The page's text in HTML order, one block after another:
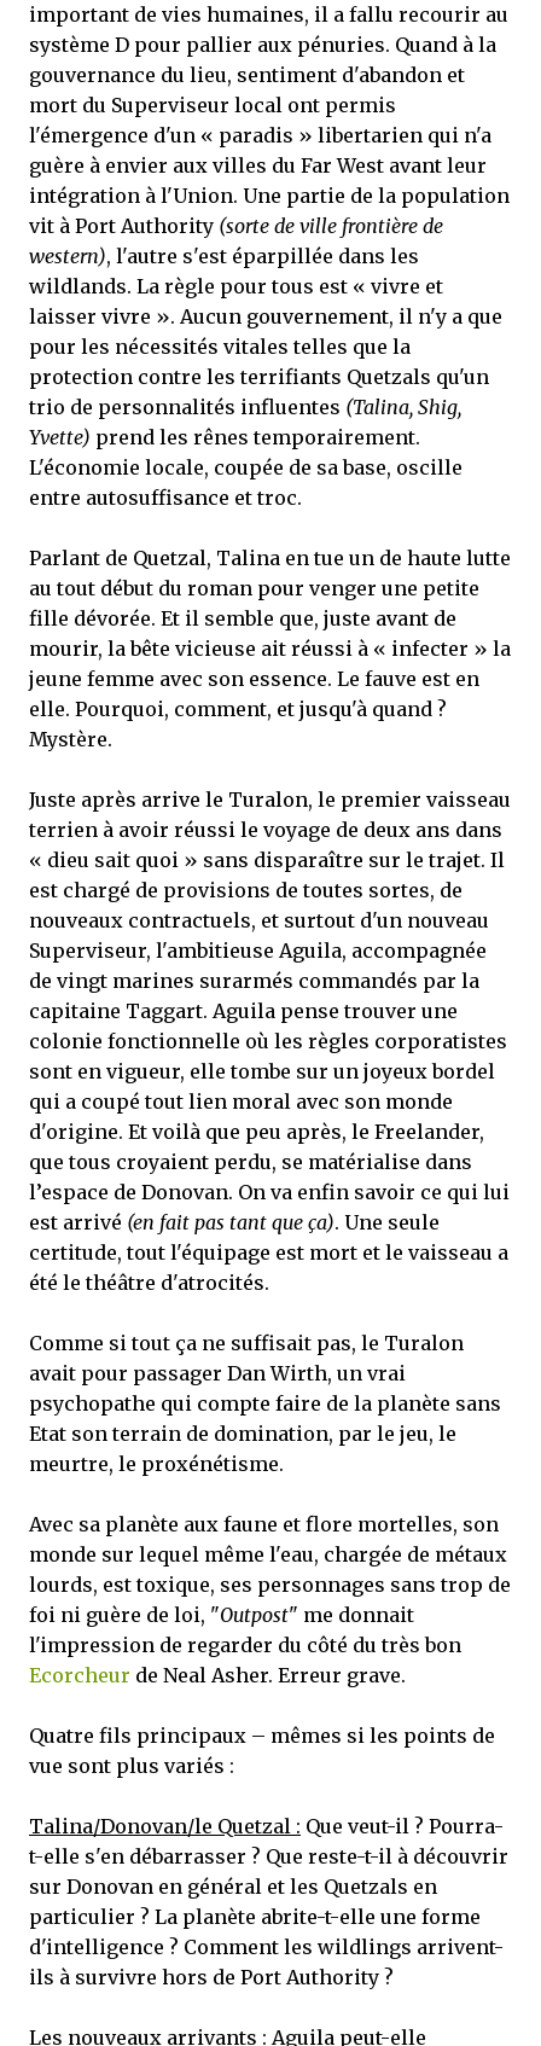
important de vies humaines, il a fallu recourir au
système D pour pallier aux pénuries. Quand à la
gouvernance du lieu, sentiment d'abandon et
mort du Superviseur local ont permis
l'émergence d'un « paradis » libertarien qui n'a
guère à envier aux villes du Far West avant leur
intégration à l'Union. Une partie de la population
vit à Port Authority (sorte de ville frontière de
western), l'autre s'est éparpillée dans les
wildlands. La règle pour tous est « vivre et
laisser vivre ». Aucun gouvernement, il n'y a que
pour les nécessités vitales telles que la
protection contre les terrifiants Quetzals qu'un
trio de personnalités influentes (Talina, Shig,
Yvette) prend les rênes temporairement.
L'économie locale, coupée de sa base, oscille
entre autosuffisance et troc.
Parlant de Quetzal, Talina en tue un de haute lutte
au tout début du roman pour venger une petite
fille dévorée. Et il semble que, juste avant de
mourir, la bête vicieuse ait réussi à « infecter » la
jeune femme avec son essence. Le fauve est en
elle. Pourquoi, comment, et jusqu'à quand ?
Mystère.
Juste après arrive le Turalon, le premier vaisseau
terrien à avoir réussi le voyage de deux ans dans
« dieu sait quoi » sans disparaître sur le trajet. Il
est chargé de provisions de toutes sortes, de
nouveaux contractuels, et surtout d'un nouveau
Superviseur, l'ambitieuse Aguila, accompagnée
de vingt marines surarmés commandés par la
capitaine Taggart. Aguila pense trouver une
colonie fonctionnelle où les règles corporatistes
sont en vigueur, elle tombe sur un joyeux bordel
qui a coupé tout lien moral avec son monde
d'origine. Et voilà que peu après, le Freelander,
que tous croyaient perdu, se matérialise dans
l’espace de Donovan. On va enfin savoir ce qui lui
est arrivé (en fait pas tant que ça). Une seule
certitude, tout l'équipage est mort et le vaisseau a
été le théâtre d'atrocités.
Comme si tout ça ne suffisait pas, le Turalon
avait pour passager Dan Wirth, un vrai
psychopathe qui compte faire de la planète sans
Etat son terrain de domination, par le jeu, le
meurtre, le proxénétisme.
Avec sa planète aux faune et flore mortelles, son
monde sur lequel même l'eau, chargée de métaux
lourds, est toxique, ses personnages sans trop de
foi ni guère de loi, "Outpost" me donnait
l'impression de regarder du côté du très bon
Ecorcheur de Neal Asher. Erreur grave.
Quatre fils principaux – mêmes si les points de
vue sont plus variés :
Talina/Donovan/le Quetzal : Que veut-il ? Pourra-
t-elle s'en débarrasser ? Que reste-t-il à découvrir
sur Donovan en général et les Quetzals en
particulier ? La planète abrite-t-elle une forme
d'intelligence ? Comment les wildlings arrivent-
ils à survivre hors de Port Authority ?
Les nouveaux arrivants : Aguila peut-elle